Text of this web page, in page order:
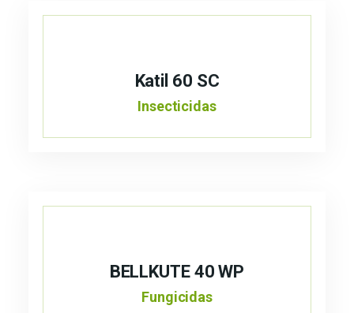
Katil 60 SC
Insecticidas
BELLKUTE 40 WP
Fungicidas